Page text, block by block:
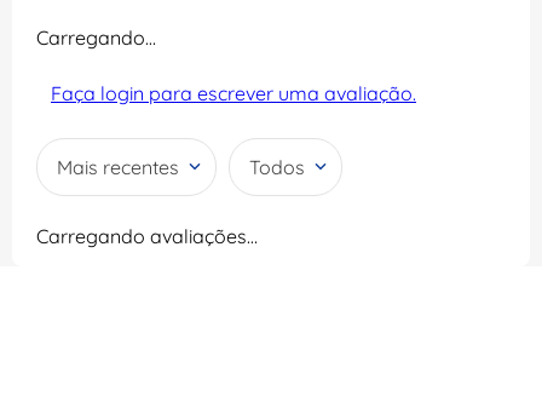
Carregando…
Faça login para escrever uma avaliação.
Mais recentes Todos
Carregando avaliações…